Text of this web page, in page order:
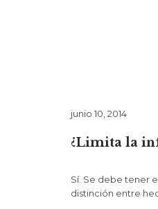
junio 10, 2014
¿Limita la
Sí. Se debe tener
distinción entre